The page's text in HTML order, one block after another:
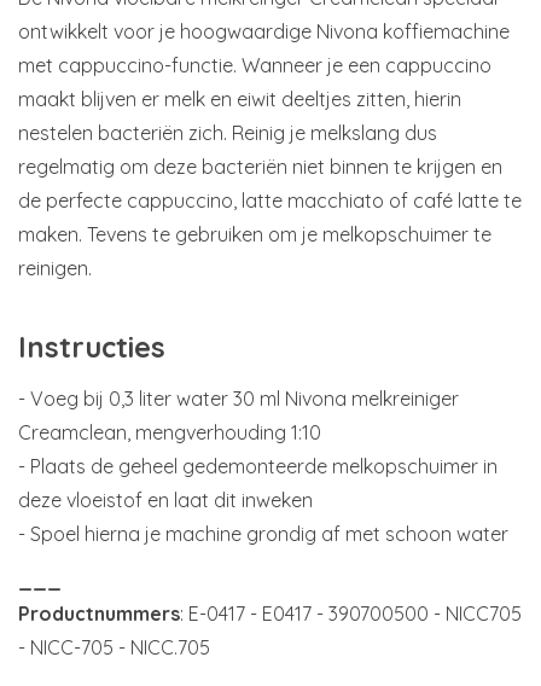
ontwikkelt voor je hoogwaardige Nivona koffiemachine
met cappuccino-functie. Wanneer je een cappuccino
maakt blijven er melk en eiwit deeltjes zitten, hierin
nestelen bacteriën zich. Reinig je melkslang dus
regelmatig om deze bacteriën niet binnen te krijgen en
de perfecte cappuccino, latte macchiato of café latte te
maken. Tevens te gebruiken om je melkopschuimer te
reinigen.
Instructies
- Voeg bij 0,3 liter water 30 ml Nivona melkreiniger
Creamclean, mengverhouding 1:10
- Plaats de geheel gedemonteerde melkopschuimer in
deze vloeistof en laat dit inweken
- Spoel hierna je machine grondig af met schoon water
Productnummers: E-0417 - E0417 - 390700500 - NICC705
- NICC-705 - NICC.705